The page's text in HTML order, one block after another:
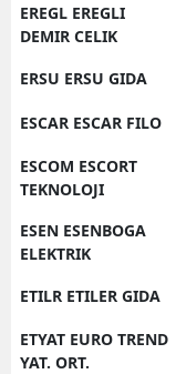
EREGL EREGLI
DEMIR CELIK
ERSU ERSU GIDA
ESCAR ESCAR FILO
ESCOM ESCORT
TEKNOLOJI
ESEN ESENBOGA
ELEKTRIK
ETILR ETILER GIDA
ETYAT EURO TREND
YAT. ORT.